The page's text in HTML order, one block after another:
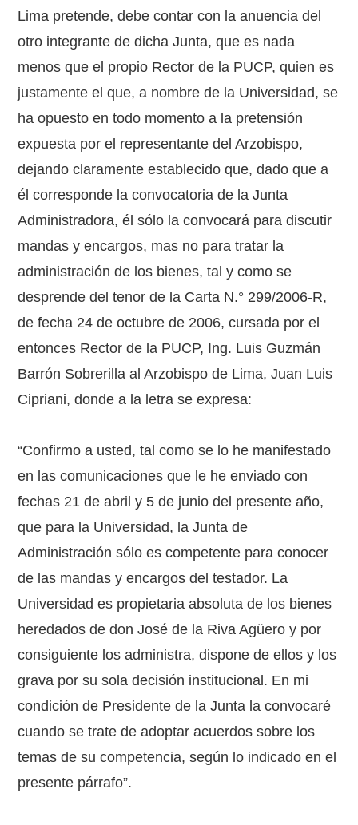
Lima pretende, debe contar con la anuencia del
otro integrante de dicha Junta, que es nada
menos que el propio Rector de la PUCP, quien es
justamente el que, a nombre de la Universidad, se
ha opuesto en todo momento a la pretensión
expuesta por el representante del Arzobispo,
dejando claramente establecido que, dado que a
él corresponde la convocatoria de la Junta
Administradora, él sólo la convocará para discutir
mandas y encargos, mas no para tratar la
administración de los bienes, tal y como se
desprende del tenor de la Carta N.° 299/2006-R,
de fecha 24 de octubre de 2006, cursada por el
entonces Rector de la PUCP, Ing. Luis Guzmán
Barrón Sobrerilla al Arzobispo de Lima, Juan Luis
Cipriani, donde a la letra se expresa:
“Confirmo a usted, tal como se lo he manifestado
en las comunicaciones que le he enviado con
fechas 21 de abril y 5 de junio del presente año,
que para la Universidad, la Junta de
Administración sólo es competente para conocer
de las mandas y encargos del testador. La
Universidad es propietaria absoluta de los bienes
heredados de don José de la Riva Agüero y por
consiguiente los administra, dispone de ellos y los
grava por su sola decisión institucional. En mi
condición de Presidente de la Junta la convocaré
cuando se trate de adoptar acuerdos sobre los
temas de su competencia, según lo indicado en el
presente párrafo”.